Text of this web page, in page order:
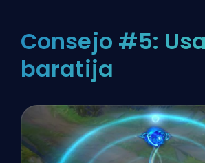
Consejo #5:
baratija